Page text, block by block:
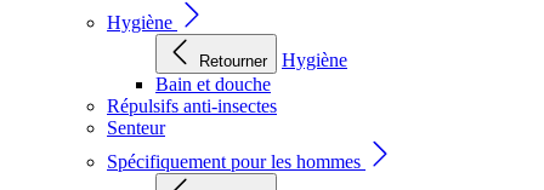
Hygiène
Retourner
Hygiène
Bain et douche
Répulsifs anti-insectes
Senteur
Spécifiquement pour les hommes